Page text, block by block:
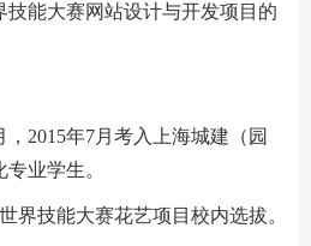
技能大赛网站设计与开发项目的
2015年7月考入上海城建（园
业学生。
界技能大赛花艺项目校内选拔。